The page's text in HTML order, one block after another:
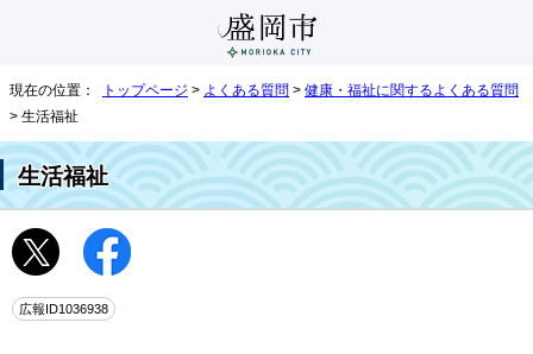
現在の位置： トップページ > よくある質問 > 健康・福祉に関するよくある質問
> 生活福祉
生活福祉
広報ID1036938